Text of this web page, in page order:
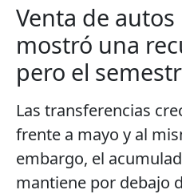
Venta de
mostró una
pero el
Las transferencias
frente a mayo y al
embargo, el
mantiene por debajo